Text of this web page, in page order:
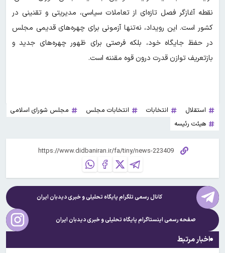
نقطه آغازگر فصل تازه‌ای از تعاملات سیاسی، مدیریتی و تقنینی در
کشور است. این رویداد، نه‌تنها آزمونی برای چهره‌های قدیمی مجلس
در حفظ جایگاه خود، بلکه فرصتی برای ظهور چهره‌های جدید و
بازتعریف توازن قدرت درون قوه مقننه است.
استقلال انتخابات انتخابات مجلس
مجلس شورای اسلامی
هیئت رئیسه
کانال رسمی تلگرام پایگاه تحلیلی و خبریدیدبان ایران
صفحه رسمی اینستاگرام پایگاه تحلیلی و خبریدیدبان ایران
اخبار مرتبط